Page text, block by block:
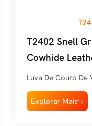
T2402 Snell
Cowhide
Work Glove
Luva De Couro De
Explorar Mais